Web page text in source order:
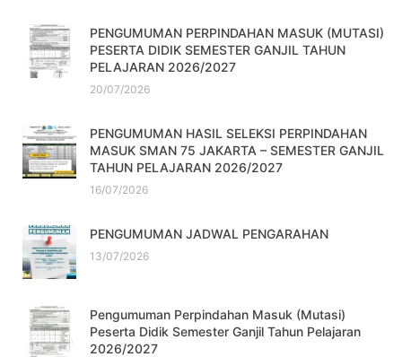
PENGUMUMAN PERPINDAHAN MASUK (MUTASI)
PESERTA DIDIK SEMESTER GANJIL TAHUN
PELAJARAN 2026/2027
20/07/2026
PENGUMUMAN HASIL SELEKSI PERPINDAHAN
MASUK SMAN 75 JAKARTA – SEMESTER GANJIL
TAHUN PELAJARAN 2026/2027
16/07/2026
PENGUMUMAN JADWAL PENGARAHAN
13/07/2026
Pengumuman Perpindahan Masuk (Mutasi)
Peserta Didik Semester Ganjil Tahun Pelajaran
2026/2027